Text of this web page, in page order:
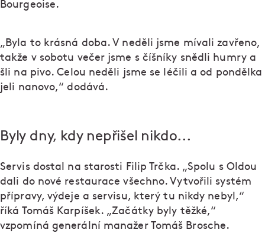
Bourgeoise.
„Byla to krásná doba. V neděli jsme mívali zavřeno,
takže v sobotu večer jsme s číšníky snědli humry a
šli na pivo. Celou neděli jsme se léčili a od pondělka
jeli nanovo,“ dodává.
Byly dny, kdy nepřišel nikdo...
Servis dostal na starosti Filip Trčka. „Spolu s Oldou
dali do nové restaurace všechno. Vytvořili systém
přípravy, výdeje a servisu, který tu nikdy nebyl,“
říká Tomáš Karpíšek. „Začátky byly těžké,“
vzpomíná generální manažer Tomáš Brosche.